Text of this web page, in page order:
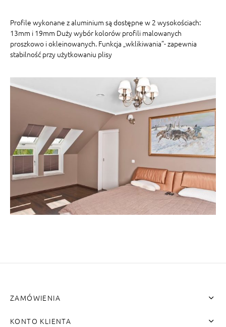
Profile wykonane z aluminium są dostępne w 2 wysokościach:
13mm i 19mm Duży wybór kolorów profili malowanych
proszkowo i okleinowanych. Funkcja „wklikiwania”- zapewnia
stabilność przy użytkowaniu plisy
ZAMÓWIENIA
KONTO KLIENTA